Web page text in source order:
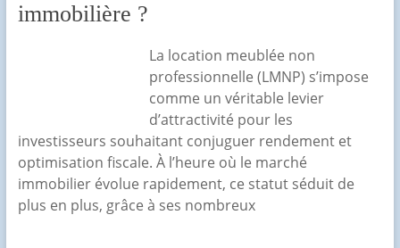
immobilière ?
La location meublée non
professionnelle (LMNP) s’impose
comme un véritable levier
d’attractivité pour les
investisseurs souhaitant conjuguer rendement et
optimisation fiscale. À l’heure où le marché
immobilier évolue rapidement, ce statut séduit de
plus en plus, grâce à ses nombreux